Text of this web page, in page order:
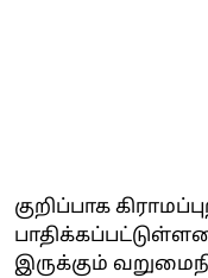
குறிப்பாக
இருக்கும்